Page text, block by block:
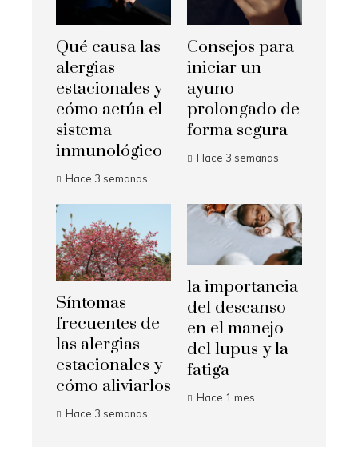
Qué causa las
alergias
estacionales y
cómo actúa el
sistema
inmunológico
Hace 3 semanas
Consejos para
iniciar un
ayuno
prolongado de
forma segura
Hace 3 semanas
Síntomas
frecuentes de
las alergias
estacionales y
cómo aliviarlos
Hace 3 semanas
la importancia
del descanso
en el manejo
del lupus y la
fatiga
Hace 1 mes